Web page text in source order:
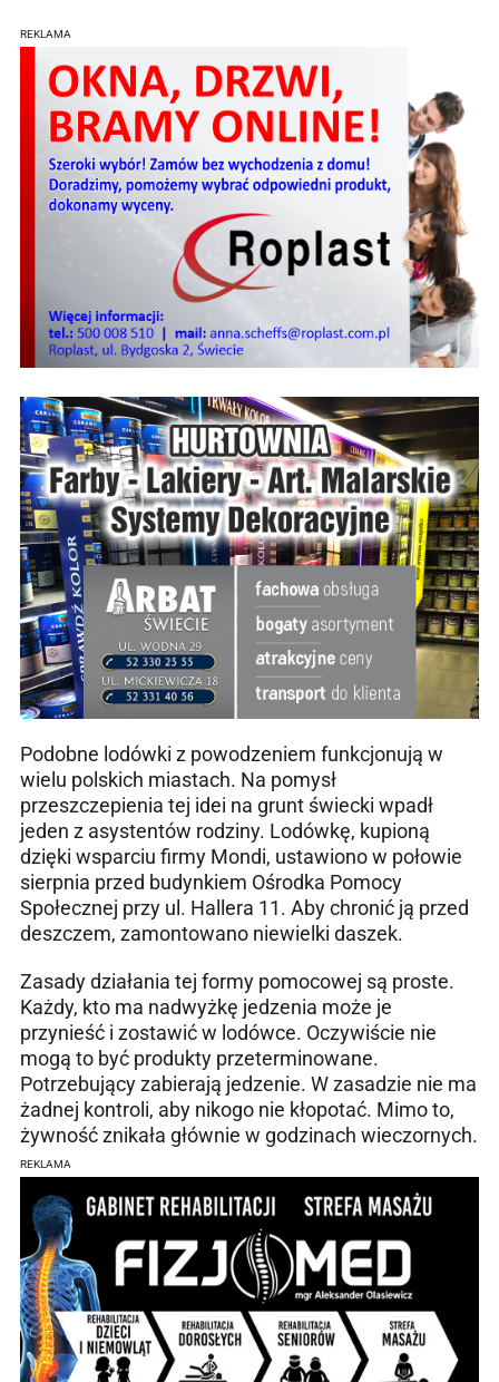
REKLAMA
Podobne lodówki z powodzeniem funkcjonują w
wielu polskich miastach. Na pomysł
przeszczepienia tej idei na grunt świecki wpadł
jeden z asystentów rodziny. Lodówkę, kupioną
dzięki wsparciu firmy Mondi, ustawiono w połowie
sierpnia przed budynkiem Ośrodka Pomocy
Społecznej przy ul. Hallera 11. Aby chronić ją przed
deszczem, zamontowano niewielki daszek.
Zasady działania tej formy pomocowej są proste.
Każdy, kto ma nadwyżkę jedzenia może je
przynieść i zostawić w lodówce. Oczywiście nie
mogą to być produkty przeterminowane.
Potrzebujący zabierają jedzenie. W zasadzie nie ma
żadnej kontroli, aby nikogo nie kłopotać. Mimo to,
żywność znikała głównie w godzinach wieczornych.
REKLAMA